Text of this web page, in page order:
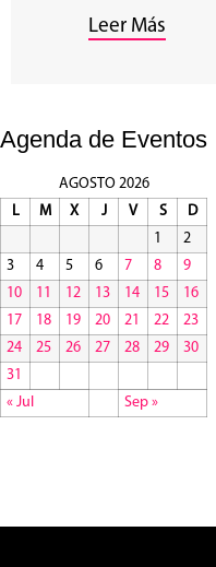
Leer Más
Agenda de Eventos
AGOSTO 2026
L
M X J V S
D
1
2
3
4 5 6 7 8
9
10
11 12 13 14 15
16
17
18 19 20 21 22
23
24
25 26 27 28 29
30
31
« Jul
Sep »